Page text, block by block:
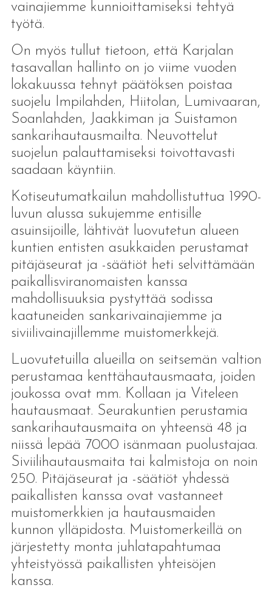
vainajiemme kunnioittamiseksi tehtyä
työtä.
On myös tullut tietoon, että Karjalan
tasavallan hallinto on jo viime vuoden
lokakuussa tehnyt päätöksen poistaa
suojelu Impilahden, Hiitolan, Lumivaaran,
Soanlahden, Jaakkiman ja Suistamon
sankarihautausmailta. Neuvottelut
suojelun palauttamiseksi toivottavasti
saadaan käyntiin.
Kotiseutumatkailun mahdollistuttua 1990-
luvun alussa sukujemme entisille
asuinsijoille, lähtivät luovutetun alueen
kuntien entisten asukkaiden perustamat
pitäjäseurat ja -säätiöt heti selvittämään
paikallisviranomaisten kanssa
mahdollisuuksia pystyttää sodissa
kaatuneiden sankarivainajiemme ja
siviilivainajillemme muistomerkkejä.
Luovutetuilla alueilla on seitsemän valtion
perustamaa kenttähautausmaata, joiden
joukossa ovat mm. Kollaan ja Viteleen
hautausmaat. Seurakuntien perustamia
sankarihautausmaita on yhteensä 48 ja
niissä lepää 7000 isänmaan puolustajaa.
Siviilihautausmaita tai kalmistoja on noin
250. Pitäjäseurat ja -säätiöt yhdessä
paikallisten kanssa ovat vastanneet
muistomerkkien ja hautausmaiden
kunnon ylläpidosta. Muistomerkeillä on
järjestetty monta juhlatapahtumaa
yhteistyössä paikallisten yhteisöjen
kanssa.